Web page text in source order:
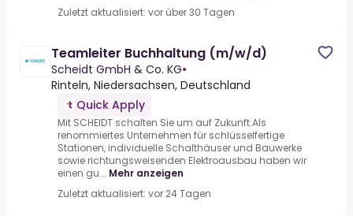
Zuletzt aktualisiert: vor über 30 Tagen
Teamleiter Buchhaltung (m/w/d)
Scheidt GmbH & Co. KG•
Rinteln, Niedersachsen, Deutschland
Quick Apply
Mit SCHEIDT schalten Sie um auf Zukunft.Als
renommiertes Unternehmen für schlüsselfertige
Stationen, individuelle Schalthäuser und Bauwerke
sowie richtungsweisenden Elektroausbau haben wir
einen gu... Mehr anzeigen
Zuletzt aktualisiert: vor 24 Tagen